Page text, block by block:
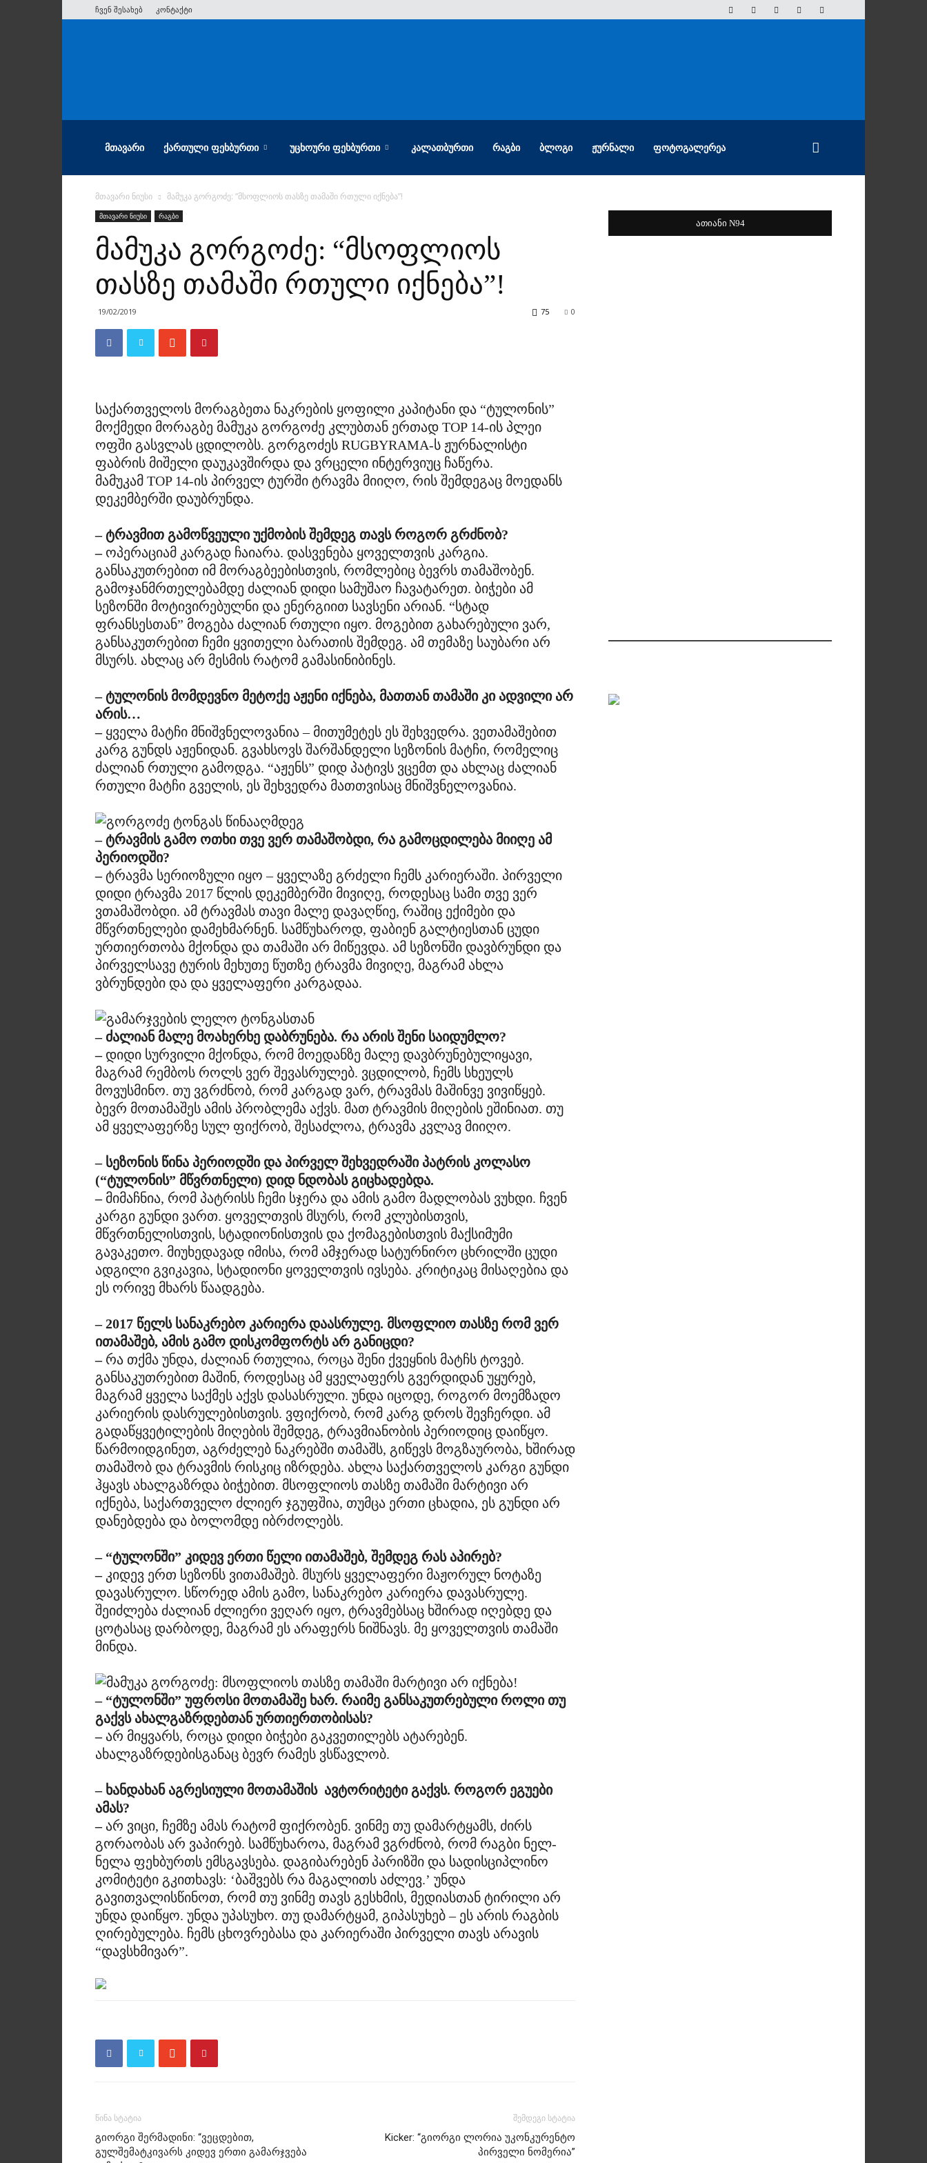
ჩვენ შესახებ კონტაქტი
ᲛᲗᲐᲕᲐᲠᲘ ᲥᲐᲠᲗᲣᲚᲘ ᲤᲔᲮᲑᲣᲠᲗᲘ ᲣᲪᲮᲝᲣᲠᲘ ᲤᲔᲮᲑᲣᲠᲗᲘ ᲙᲐᲚᲐᲗᲑᲣᲠᲗᲘ ᲠᲐᲒᲑᲘ ᲑᲚᲝᲒᲘ ᲟᲣᲠᲜᲐᲚᲘ ᲤᲝᲢᲝᲒᲐᲚᲔᲠᲔᲐ
მთავარი ნიუსი მამუკა გორგოძე: “მსოფლიოს თასზე თამაში რთული იქნება”!
მთავარი ნიუსი რაგბი
მამუკა გორგოძე: “მსოფლიოს
თასზე თამაში რთული იქნება”!
19/02/2019 0
75
საქართველოს მორაგბეთა ნაკრების ყოფილი კაპიტანი და “ტულონის”
მოქმედი მორაგბე მამუკა გორგოძე კლუბთან ერთად TOP 14-ის პლეი
ოფში გასვლას ცდილობს. გორგოძეს RUGBYRAMA-ს ჟურნალისტი
ფაბრის მიშელი დაუკავშირდა და ვრცელი ინტერვიუც ჩაწერა.
მამუკამ TOP 14-ის პირველ ტურში ტრავმა მიიღო, რის შემდეგაც მოედანს
დეკემბერში დაუბრუნდა.
– ტრავმით გამოწვეული უქმობის შემდეგ თავს როგორ გრძნობ?
–ოპერაციამ კარგად ჩაიარა. დასვენება ყოველთვის კარგია.
განსაკუთრებით იმ მორაგბეებისთვის, რომლებიც ბევრს თამაშობენ.
გამოჯანმრთელებამდე ძალიან დიდი სამუშაო ჩავატარეთ. ბიჭები ამ
სეზონში მოტივირებულნი და ენერგიით სავსენი არიან. “სტად
ფრანსესთან” მოგება ძალიან რთული იყო. მოგებით გახარებული ვარ,
განსაკუთრებით ჩემი ყვითელი ბარათის შემდეგ. ამ თემაზე საუბარი არ
მსურს. ახლაც არ მესმის რატომ გამასინიბინეს.
– ტულონის მომდევნო მეტოქე აჟენი იქნება, მათთან თამაში კი ადვილი არ
არის…
–ყველა მატჩი მნიშვნელოვანია – მითუმეტეს ეს შეხვედრა. ვეთამაშებით
კარგ გუნდს აჟენიდან. გვახსოვს შარშანდელი სეზონის მატჩი, რომელიც
ძალიან რთული გამოდგა. “აჟენს” დიდ პატივს ვცემთ და ახლაც ძალიან
რთული მატჩი გველის, ეს შეხვედრა მათთვისაც მნიშვნელოვანია.
– ტრავმის გამო ოთხი თვე ვერ თამაშობდი, რა გამოცდილება მიიღე ამ
პერიოდში?
–ტრავმა სერიოზული იყო – ყველაზე გრძელი ჩემს კარიერაში. პირველი
დიდი ტრავმა 2017 წლის დეკემბერში მივიღე, როდესაც სამი თვე ვერ
ვთამაშობდი. ამ ტრავმას თავი მალე დავაღწიე, რაშიც ექიმები და
მწვრთნელები დამეხმარნენ. სამწუხაროდ, ფაბიენ გალტიესთან ცუდი
ურთიერთობა მქონდა და თამაში არ მიწევდა. ამ სეზონში დავბრუნდი და
პირველსავე ტურის მეხუთე წუთზე ტრავმა მივიღე, მაგრამ ახლა
ვბრუნდები და და ყველაფერი კარგადაა.
– ძალიან მალე მოახერხე დაბრუნება. რა არის შენი საიდუმლო?
–დიდი სურვილი მქონდა, რომ მოედანზე მალე დავბრუნებულიყავი,
მაგრამ რემბოს როლს ვერ შევასრულებ. ვცდილობ, ჩემს სხეულს
მოვუსმინო. თუ ვგრძნობ, რომ კარგად ვარ, ტრავმას მაშინვე ვივიწყებ.
ბევრ მოთამაშეს ამის პრობლემა აქვს. მათ ტრავმის მიღების ეშინიათ. თუ
ამ ყველაფერზე სულ ფიქრობ, შესაძლოა, ტრავმა კვლავ მიიღო.
– სეზონის წინა პერიოდში და პირველ შეხვედრაში პატრის კოლასო
(“ტულონის” მწვრთნელი) დიდ ნდობას გიცხადებდა.
–მიმაჩნია, რომ პატრისს ჩემი სჯერა და ამის გამო მადლობას ვუხდი. ჩვენ
კარგი გუნდი ვართ. ყოველთვის მსურს, რომ კლუბისთვის,
მწვრთნელისთვის, სტადიონისთვის და ქომაგებისთვის მაქსიმუმი
გავაკეთო. მიუხედავად იმისა, რომ ამჯერად სატურნირო ცხრილში ცუდი
ადგილი გვიკავია, სტადიონი ყოველთვის ივსება. კრიტიკაც მისაღებია და
ეს ორივე მხარს წაადგება.
– 2017 წელს სანაკრებო კარიერა დაასრულე. მსოფლიო თასზე რომ ვერ
ითამაშებ, ამის გამო დისკომფორტს არ განიცდი?
–რა თქმა უნდა, ძალიან რთულია, როცა შენი ქვეყნის მატჩს ტოვებ.
განსაკუთრებით მაშინ, როდესაც ამ ყველაფერს გვერდიდან უყურებ,
მაგრამ ყველა საქმეს აქვს დასასრული. უნდა იცოდე, როგორ მოემზადო
კარიერის დასრულებისთვის. ვფიქრობ, რომ კარგ დროს შევჩერდი. ამ
გადაწყვეტილების მიღების შემდეგ, ტრავმიანობის პერიოდიც დაიწყო.
წარმოიდგინეთ, აგრძელებ ნაკრებში თამაშს, გიწევს მოგზაურობა, ხშირად
თამაშობ და ტრავმის რისკიც იზრდება. ახლა საქართველოს კარგი გუნდი
ჰყავს ახალგაზრდა ბიჭებით. მსოფლიოს თასზე თამაში მარტივი არ
იქნება, საქართველო ძლიერ ჯგუფშია, თუმცა ერთი ცხადია, ეს გუნდი არ
დანებდება და ბოლომდე იბრძოლებს.
– “ტულონში” კიდევ ერთი წელი ითამაშებ, შემდეგ რას აპირებ?
–კიდევ ერთ სეზონს ვითამაშებ. მსურს ყველაფერი მაჟორულ ნოტაზე
დავასრულო. სწორედ ამის გამო, სანაკრებო კარიერა დავასრულე.
შეიძლება ძალიან ძლიერი ვეღარ იყო, ტრავმებსაც ხშირად იღებდე და
ცოტასაც დარბოდე, მაგრამ ეს არაფერს ნიშნავს. მე ყოველთვის თამაში
მინდა.
– “ტულონში” უფროსი მოთამაშე ხარ. რაიმე განსაკუთრებული როლი თუ
გაქვს ახალგაზრდებთან ურთიერთობისას?
– არ მიყვარს, როცა დიდი ბიჭები გაკვეთილებს ატარებენ.
ახალგაზრდებისგანაც ბევრ რამეს ვსწავლობ.
– ხანდახან აგრესიული მოთამაშის ავტორიტეტი გაქვს. როგორ ეგუები
ამას?
–არ ვიცი, ჩემზე ამას რატომ ფიქრობენ. ვინმე თუ დამარტყამს, ძირს
გორაობას არ ვაპირებ. სამწუხაროა, მაგრამ ვგრძნობ, რომ რაგბი ნელ-
ნელა ფეხბურთს ემსგავსება. დაგიბარებენ პარიზში და სადისციპლინო
კომიტეტი გკითხავს: ‘ბაშვებს რა მაგალითს აძლევ.’ უნდა
გავითვალისწინოთ, რომ თუ ვინმე თავს გესხმის, მედიასთან ტირილი არ
უნდა დაიწყო. უნდა უპასუხო. თუ დამარტყამ, გიპასუხებ – ეს არის რაგბის
ღირებულება. ჩემს ცხოვრებასა და კარიერაში პირველი თავს არავის
“დავსხმივარ”.
წინა სტატია
გიორგი შერმადინი: “ვეცდებით,
გულშემატკივარს კიდევ ერთი გამარჯვება
შემდეგი სტატია
Kicker: “გიორგი ლორია უკონკურენტო
პირველი ნომერია”
ათიანი N94